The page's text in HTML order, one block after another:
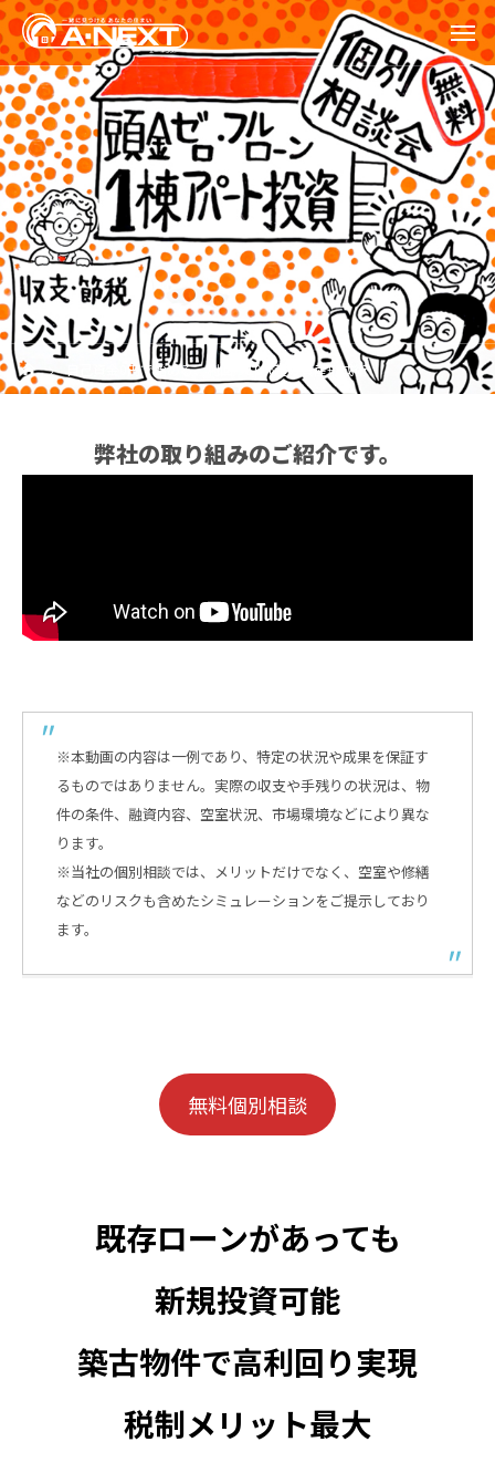
自己資金0円で始める、利回り10%超の資産形成術
弊社の取り組みのご紹介です。
※本動画の内容は一例であり、特定の状況や成果を保証す
るものではありません。実際の収支や手残りの状況は、物
件の条件、融資内容、空室状況、市場環境などにより異な
ります。
※当社の個別相談では、メリットだけでなく、空室や修繕
などのリスクも含めたシミュレーションをご提示しており
ます。
無料個別相談
既存ローンがあっても
新規投資可能
築古物件で高利回り実現
税制メリット最大